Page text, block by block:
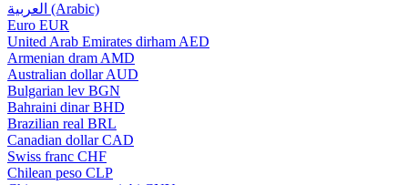
العربية (Arabic)
Euro EUR
United Arab Emirates dirham AED
Armenian dram AMD
Australian dollar AUD
Bulgarian lev BGN
Bahraini dinar BHD
Brazilian real BRL
Canadian dollar CAD
Swiss franc CHF
Chilean peso CLP